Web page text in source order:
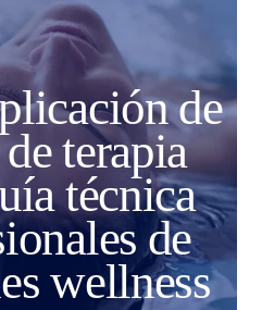
de
terapia
técnica
de
wellness